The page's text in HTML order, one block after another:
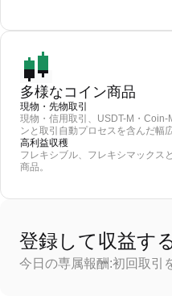
多様なコイン商品
現物・先物取引
現物・信用取引、USDT-M・Coin-
ンと取引自動プロセスを含んだ幅
高利益収穫
フレキシブル、フレキシマックス
商品。
登録して収益す
今日の専属報酬:初回取引